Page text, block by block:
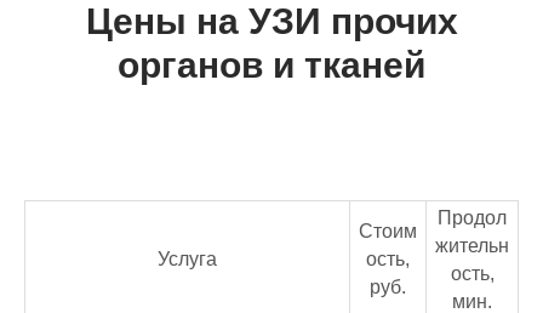
Цены на УЗИ прочих
органов и тканей
Услуга
Стоим
ость,
руб.
Продол
жительн
ость,
мин.